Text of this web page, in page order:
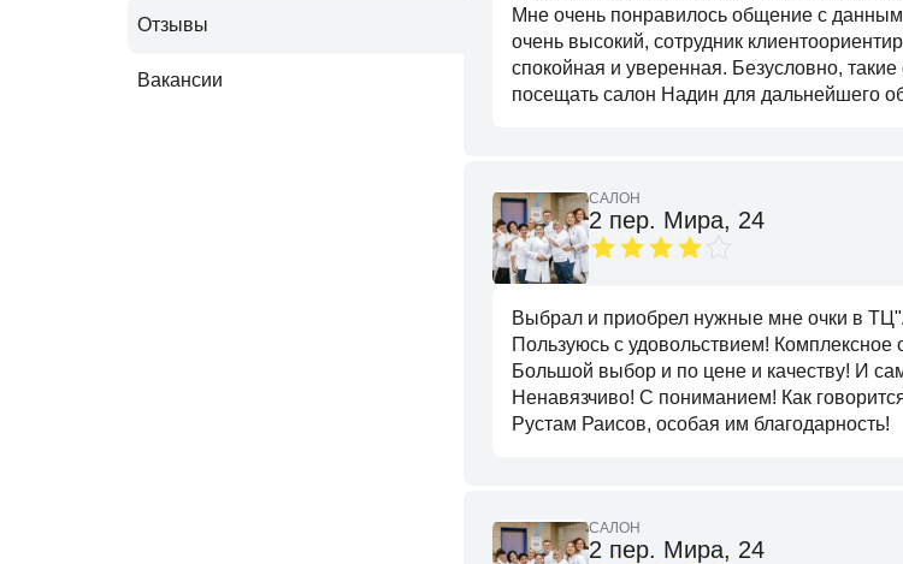
Мне очень понравилось общение с данным
очень высокий, сотрудник
спокойная и уверенная. Безусловно,
посещать салон Надин для дальнейшего
САЛОН
2 пер. Мира, 24
Выбрал и приобрел нужные мне очки в
Пользуюсь с удовольствием! Комплексное
Большой выбор и по цене и качеству! И
Ненавязчиво! С пониманием! Как
Рустам Раисов, особая им благодарность!
САЛОН
2 пер. Мира, 24
Отзывы
Вакансии